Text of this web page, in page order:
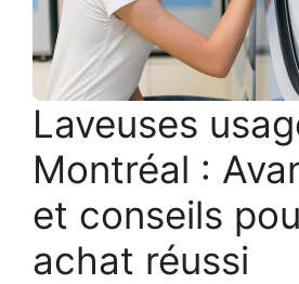
Laveuses
Montréal :
et conseils
achat réussi